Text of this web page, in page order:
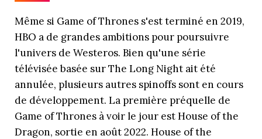
Même si Game of Thrones s'est terminé en 2019,
HBO a de grandes ambitions pour poursuivre
l'univers de Westeros. Bien qu'une série
télévisée basée sur The Long Night ait été
annulée, plusieurs autres spinoffs sont en cours
de développement. La première préquelle de
Game of Thrones à voir le jour est House of the
Dragon, sortie en août 2022. House of the